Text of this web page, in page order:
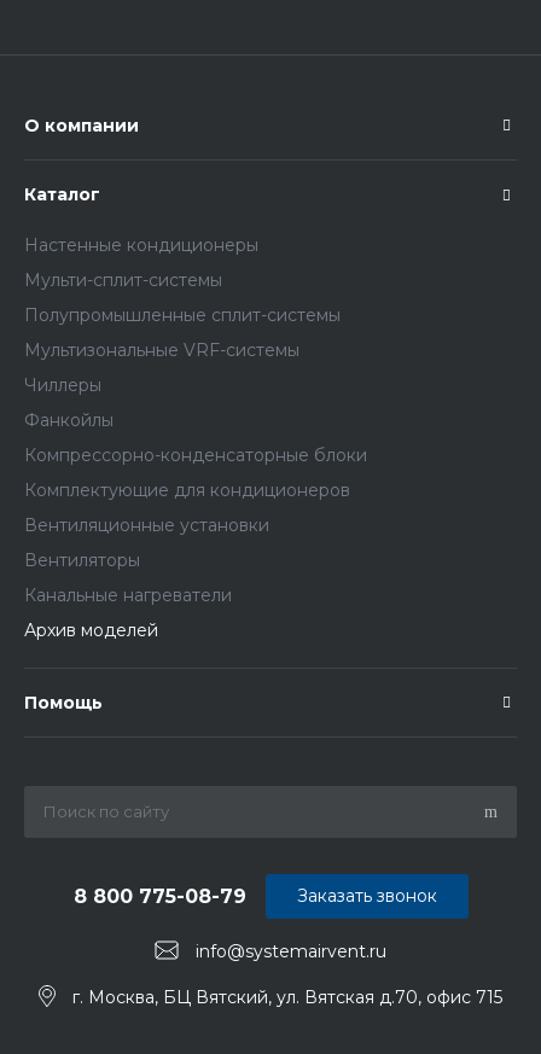
О компании
Каталог
Настенные кондиционеры
Мульти-сплит-системы
Полупромышленные сплит-системы
Мультизональные VRF-системы
Чиллеры
Фанкойлы
Компрессорно-конденсаторные блоки
Комплектующие для кондиционеров
Вентиляционные установки
Вентиляторы
Канальные нагреватели
Архив моделей
Помощь
info@systemairvent.ru
8 800 775-08-79
г. Москва, БЦ Вятский, ул. Вятская д.70, офис 715
Заказать звонок